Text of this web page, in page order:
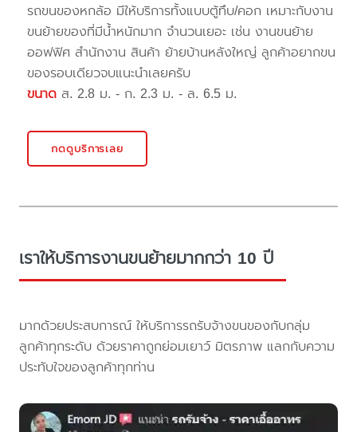
รถขนของหกล้อ มีให้บริการทั้งแบบตู้ทึบ/คอก เหมาะกับงาน
ขนย้ายของที่มีน้ำหนักมาก จำนวนเยอะ เช่น งานขนย้าย
ออฟฟิศ สำนักงาน สินค้า ย้ายบ้านหลังใหญ่ ลูกค้าอยากขน
ของรอบเดียวจบแนะนำเลยครับ
ขนาด ส. 2.8 ม. - ก. 2.3 ม. - ล. 6.5 ม.
กดดูบริการเลย
เราให้บริการงานขนย้ายมากกว่า 10 ปี
มากด้วยประสบการณ์ ให้บริการรถรับจ้างขนของกับกลุ่ม
ลูกค้าทุกระดับ ด้วยราคาถูกย่อมเยาว์ มิตรภาพ แลกกับความ
ประทับใจของลูกค้าทุกท่าน